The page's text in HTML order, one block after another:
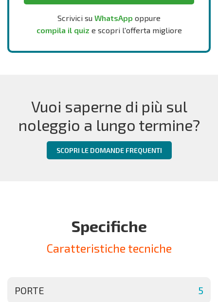
Scrivici su WhatsApp oppure
compila il quiz e scopri l'offerta migliore
Vuoi saperne di più sul
noleggio a lungo termine?
SCOPRI LE DOMANDE FREQUENTI
Specifiche
Caratteristiche tecniche
PORTE 5